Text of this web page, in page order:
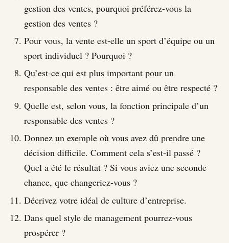
gestion des ventes, pourquoi préférez-vous la
gestion des ventes ?
Pour vous, la vente est-elle un sport d’équipe ou un
sport individuel ? Pourquoi ?
Qu’est-ce qui est plus important pour un
responsable des ventes : être aimé ou être respecté ?
Quelle est, selon vous, la fonction principale d’un
responsable des ventes ?
Donnez un exemple où vous avez dû prendre une
décision difficile. Comment cela s’est-il passé ?
Quel a été le résultat ? Si vous aviez une seconde
chance, que changeriez-vous ?
Décrivez votre idéal de culture d’entreprise.
Dans quel style de management pourrez-vous
prospérer ?